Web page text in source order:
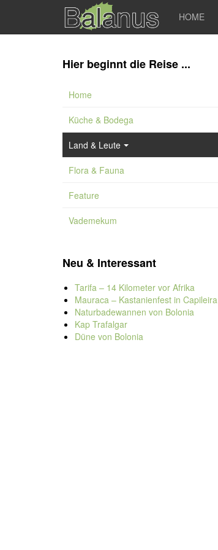
HOME
Hier beginnt die Reise ...
Home
Küche & Bodega
Land & Leute
Flora & Fauna
Feature
Vademekum
Neu & Interessant
Tarifa – 14 Kilometer vor Afrika
Mauraca – Kastanienfest in Capileira
Naturbadewannen von Bolonia
Kap Trafalgar
Düne von Bolonia